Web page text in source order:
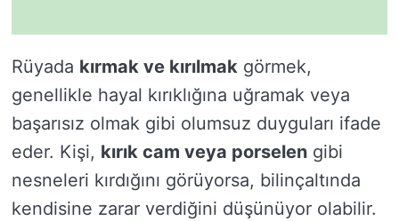
Rüyada kırmak ve kırılmak görmek,
genellikle hayal kırıklığına uğramak veya
başarısız olmak gibi olumsuz duyguları ifade
eder. Kişi, kırık cam veya porselen gibi
nesneleri kırdığını görüyorsa, bilinçaltında
kendisine zarar verdiğini düşünüyor olabilir.